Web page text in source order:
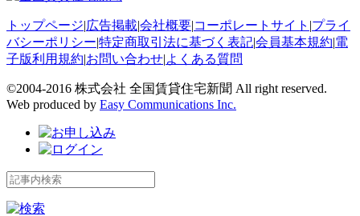
トップページ|広告掲載|会社概要|コーポレートサイト |プライ
バシーポリシー|特定商取引法に基づく表記|会員基本規約|電
子版利用規約|お問い合わせ|よくある質問
©2004-2016 株式会社 全国賃貸住宅新聞 All right reserved.
Web produced by Easy Communications Inc.